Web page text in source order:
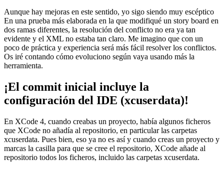
Aunque hay mejoras en este sentido, yo sigo siendo muy escéptico
En una prueba más elaborada en la que modifiqué un story board en
dos ramas diferentes, la resolución del conflicto no era ya tan
evidente y el XML no estaba tan claro. Me imagino que con un
poco de práctica y experiencia será más fácil resolver los conflictos.
Os iré contando cómo evoluciono según vaya usando más la
herramienta.
¡El commit inicial incluye la
configuración del IDE (xcuserdata)!
En XCode 4, cuando creabas un proyecto, había algunos ficheros
que XCode no añadía al repositorio, en particular las carpetas
xcuserdata. Pues bien, eso ya no es así y cuando creas un proyecto y
marcas la casilla para que se cree el repositorio, XCode añade al
repositorio todos los ficheros, incluido las carpetas xcuserdata.